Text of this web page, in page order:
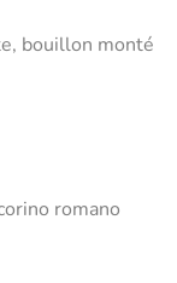
bouillon monté
romano